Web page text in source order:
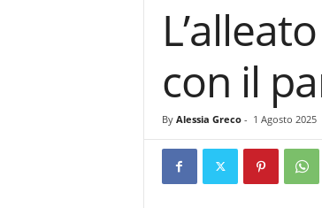
con il
By Alessia Greco- 1 Agosto 2025